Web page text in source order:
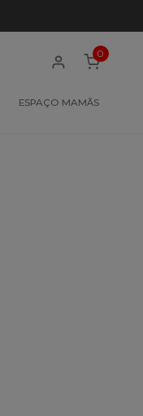
ESPAÇO MAMÃS
0